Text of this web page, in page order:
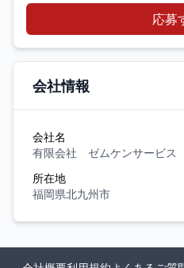
応募
会社情報
会社名
有限会社 ゼムケンサービス
所在地
福岡県北九州市